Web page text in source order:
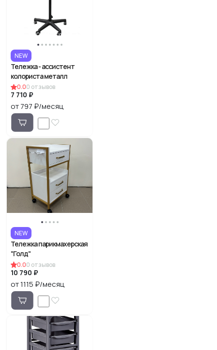
NEW
Тележка - ассистент
колориста металл
0.00 отзывов
7 710 ₽
от 797 ₽/месяц
NEW
Тележка парикмахерская
"Голд"
0.00 отзывов
10 790 ₽
от 1115 ₽/месяц